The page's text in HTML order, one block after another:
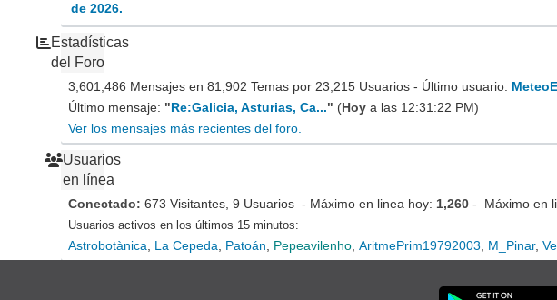
de 2026.
Estadísticas
del Foro
3,601,486 Mensajes en 81,902 Temas por 23,215 Usuarios - Último usuario:
Último mensaje: "Re:Galicia, Asturias, Ca..." (Hoy a las 12:31:22 PM)
Ver los mensajes más recientes del foro.
Usuarios
en línea
Conectado:673 Visitantes, 9 Usuarios - Máximo en linea hoy: 1,260 - Máximo en
Usuarios activos en los últimos 15 minutos:
Astrobotànica La Cepeda Patoán Pepeavilenho ,AritmePrim19792003 M_Pinar,